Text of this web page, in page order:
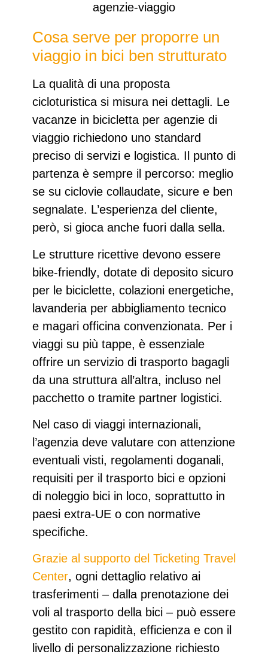
Cosa serve per proporre un
viaggio in bici ben strutturato
La qualità di una proposta
cicloturistica si misura nei dettagli. Le
vacanze in bicicletta per agenzie di
viaggio richiedono uno standard
preciso di servizi e logistica. Il punto di
partenza è sempre il percorso: meglio
se su ciclovie collaudate, sicure e ben
segnalate. L’esperienza del cliente,
però, si gioca anche fuori dalla sella.
Le strutture ricettive devono essere
bike-friendly, dotate di deposito sicuro
per le biciclette, colazioni energetiche,
lavanderia per abbigliamento tecnico
e magari officina convenzionata. Per i
viaggi su più tappe, è essenziale
offrire un servizio di trasporto bagagli
da una struttura all’altra, incluso nel
pacchetto o tramite partner logistici.
Nel caso di viaggi internazionali,
l’agenzia deve valutare con attenzione
eventuali visti, regolamenti doganali,
requisiti per il trasporto bici e opzioni
di noleggio bici in loco, soprattutto in
paesi extra-UE o con normative
specifiche.
Grazie al supporto del Ticketing Travel
Center, ogni dettaglio relativo ai
trasferimenti – dalla prenotazione dei
voli al trasporto della bici – può essere
gestito con rapidità, efficienza e con il
livello di personalizzazione richiesto